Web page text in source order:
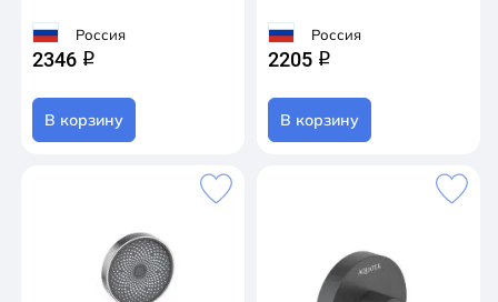
Россия
2346 q
В корзину
Россия
2205 q
В корзину